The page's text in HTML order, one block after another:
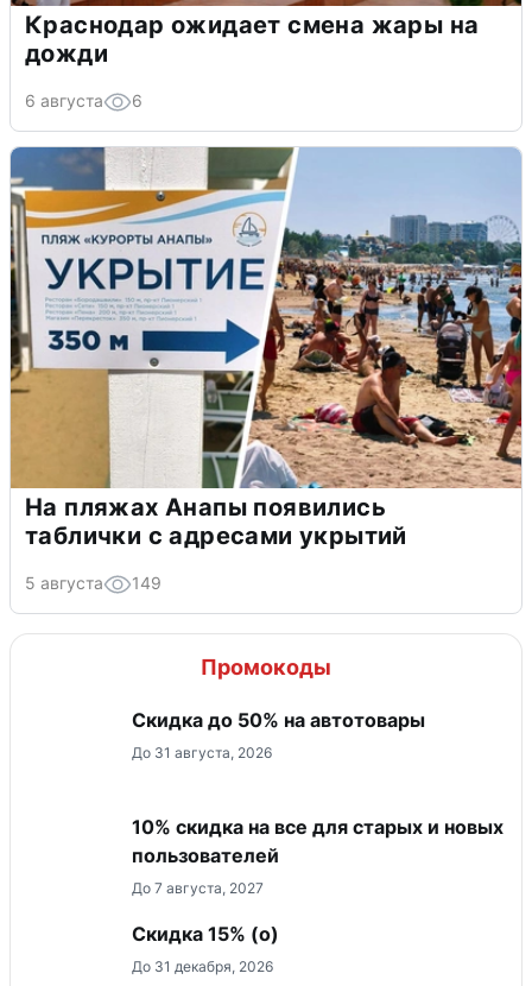
Краснодар ожидает смена жары на
дожди
6 августа 6
На пляжах Анапы появились
таблички с адресами укрытий
5 августа 149
Промокоды
Скидка до 50% на автотовары
До 31 августа, 2026
10% скидка на все для старых и новых
пользователей
До 7 августа, 2027
Скидка 15% (о)
До 31 декабря, 2026